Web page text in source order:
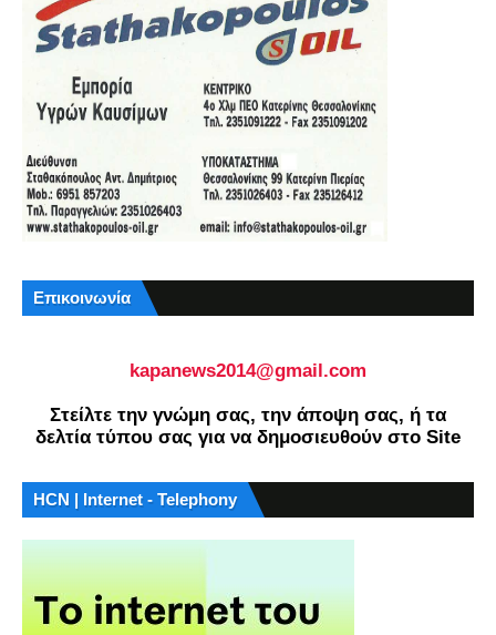
Επικοινωνία
kapanews2014@gmail.com
Στείλτε την γνώμη σας, την άποψη σας, ή τα
δελτία τύπου σας για να δημοσιευθούν στο Site
HCN | Internet - Telephony